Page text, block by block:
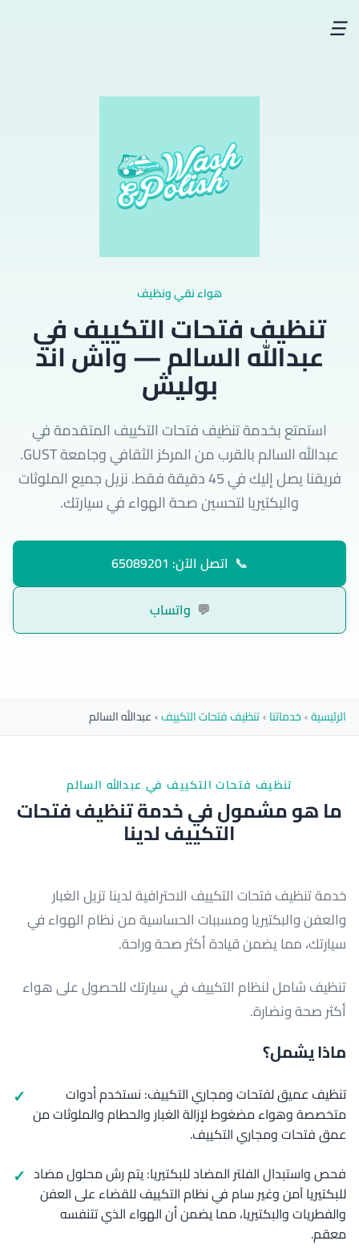
☰
هواء نقي ونظيف
تنظيف فتحات التكييف في
عبدالله السالم — واش اند
بوليش
استمتع بخدمة تنظيف فتحات التكييف المتقدمة في
عبدالله السالم بالقرب من المركز الثقافي وجامعة GUST.
فريقنا يصل إليك في 45 دقيقة فقط. نزيل جميع الملوثات
والبكتيريا لتحسين صحة الهواء في سيارتك.
📞 اتصل الآن: 65089201
💬 واتساب
الرئيسية›خدماتنا›تنظيف فتحات التكييف›عبدالله السالم
تنظيف فتحات التكييف في عبدالله السالم
ما هو مشمول في خدمة تنظيف فتحات
التكييف لدينا
خدمة تنظيف فتحات التكييف الاحترافية لدينا تزيل الغبار
والعفن والبكتيريا ومسببات الحساسية من نظام الهواء في
سيارتك، مما يضمن قيادة أكثر صحة وراحة.
تنظيف شامل لنظام التكييف في سيارتك للحصول على هواء
أكثر صحة ونضارة.
ماذا يشمل؟
تنظيف عميق لفتحات ومجاري التكييف: نستخدم أدوات
متخصصة وهواء مضغوط لإزالة الغبار والحطام والملوثات من
عمق فتحات ومجاري التكييف.
فحص واستبدال الفلتر المضاد للبكتيريا: يتم رش محلول مضاد
للبكتيريا آمن وغير سام في نظام التكييف للقضاء على العفن
والفطريات والبكتيريا، مما يضمن أن الهواء الذي تتنفسه
معقم.